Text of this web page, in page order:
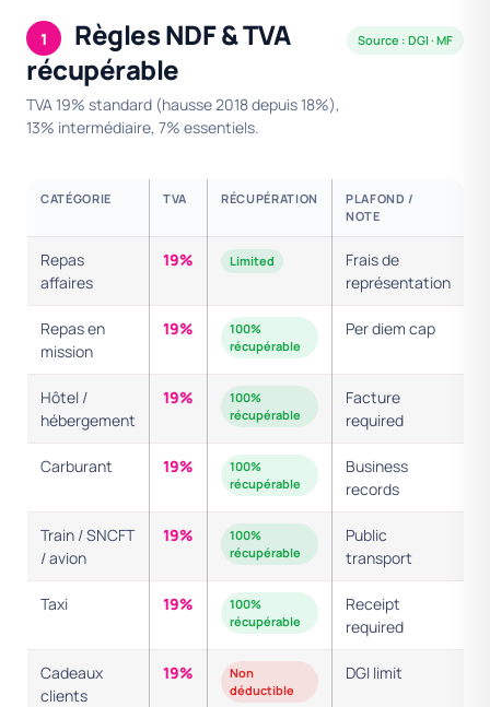
1
Règles NDF & TVA
récupérable
TVA 19% standard (hausse 2018 depuis 18%),
13% intermédiaire, 7% essentiels.
Source : DGI · MF
CATÉGORIE TVA RÉCUPÉRATION
PLAFOND /
NOTE
Repas
affaires
19% Limited
Frais de
représentation
Repas en
mission
19%
100%
récupérable
Per diem cap
Hôtel /
hébergement
19%
100%
récupérable
Facture
required
Carburant 19%
100%
récupérable
Business
records
Train / SNCFT
/ avion
19%
100%
récupérable
Public
transport
Taxi 19%
100%
récupérable
Receipt
required
Cadeaux
clients
19%
Non
déductible
DGI limit